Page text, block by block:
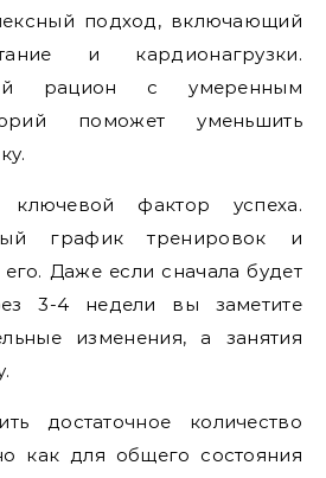
подход, включающий
и кардионагрузки.
рацион с умеренным
поможет уменьшить
ключевой фактор успеха.
график тренировок и
Даже если сначала будет
3-4 недели вы заметите
изменения, а занятия
достаточное количество
как для общего состояния